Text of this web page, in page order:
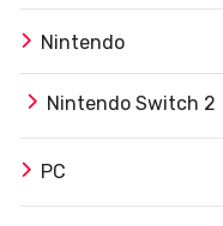
Nintendo
Nintendo Switch 2
PC